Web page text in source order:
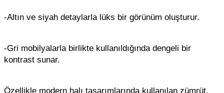
-Altın ve siyah detaylarla lüks bir görünüm oluşturur.
-Gri mobilyalarla birlikte kullanıldığında dengeli bir
kontrast sunar.
Özellikle modern halı tasarımlarında kullanılan zümrüt,